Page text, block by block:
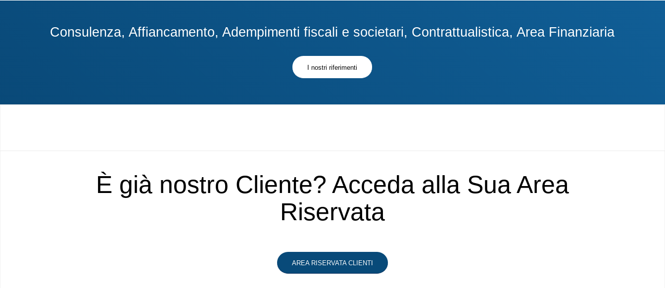
Consulenza, Affiancamento, Adempimenti fiscali e societari, Contrattualistica, Area Finanziaria
I nostri riferimenti
È già nostro Cliente? Acceda alla Sua Area
Riservata
AREA RISERVATA CLIENTI